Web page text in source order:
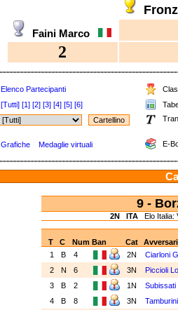
Faini Marco
2
Elenco Partecipanti
[Tutti] [1] [2] [3] [4] [5] [6]
Grafiche Medaglie virtuali E-
9 -
2N ITA Elo Italia:
T C Num Ban Cat
1
B 4 2N
Ciarloni
2
N 6 3N
Piccioli
3
B 2 1N
4
B 8 3N